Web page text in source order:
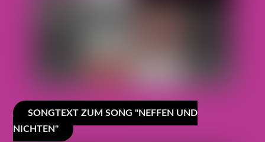
SONGTEXT ZUM SONG "NEFFEN UND
NICHTEN"